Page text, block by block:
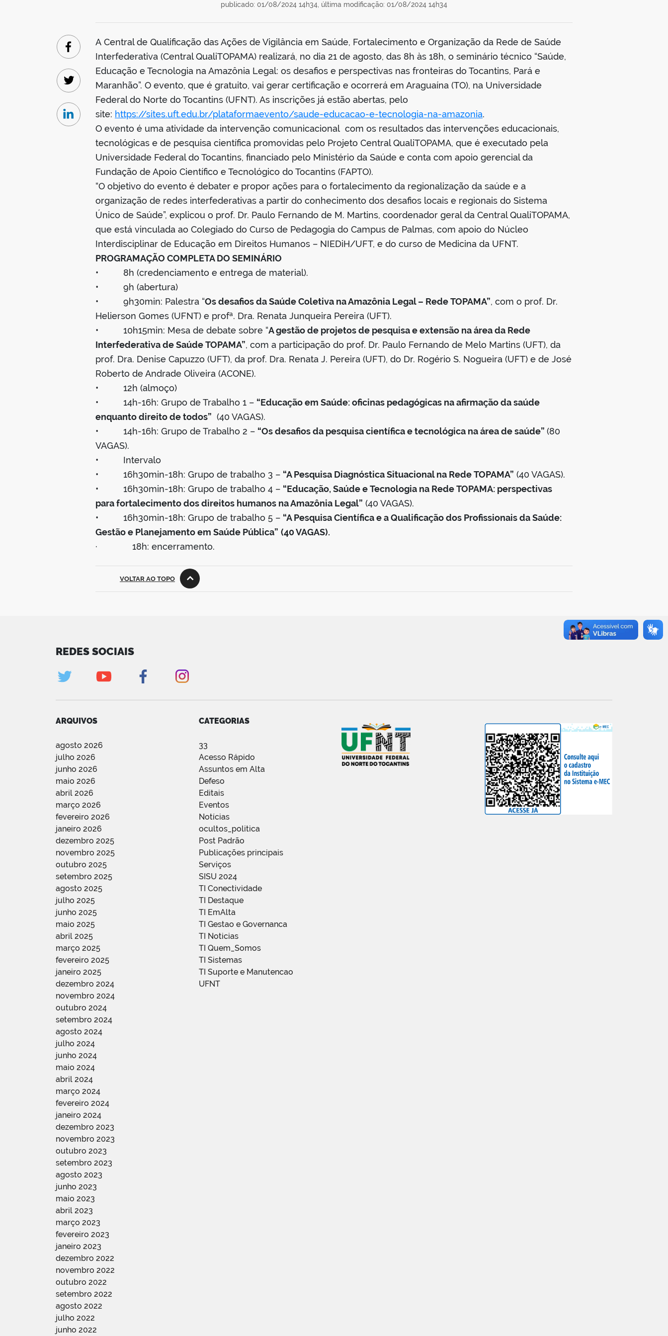
publicado: 01/08/2024 14h34, última modificação: 01/08/2024 14h34
A Central de Qualificação das Ações de Vigilância em Saúde, Fortalecimento e Organização da Rede de Saúde
Interfederativa (Central QualiTOPAMA) realizará, no dia 21 de agosto, das 8h às 18h, o seminário técnico “Saúde,
Educação e Tecnologia na Amazônia Legal: os desafios e perspectivas nas fronteiras do Tocantins, Pará e
Maranhão”. O evento, que é gratuito, vai gerar certificação e ocorrerá em Araguaína (TO), na Universidade
Federal do Norte do Tocantins (UFNT). As inscrições já estão abertas, pelo
site: https://sites.uft.edu.br/plataformaevento/saude-educacao-e-tecnologia-na-amazonia.
O evento é uma atividade da intervenção comunicacional com os resultados das intervenções educacionais,
tecnológicas e de pesquisa científica promovidas pelo Projeto Central QualiTOPAMA, que é executado pela
Universidade Federal do Tocantins, financiado pelo Ministério da Saúde e conta com apoio gerencial da
Fundação de Apoio Científico e Tecnológico do Tocantins (FAPTO).
“O objetivo do evento é debater e propor ações para o fortalecimento da regionalização da saúde e a
organização de redes interfederativas a partir do conhecimento dos desafios locais e regionais do Sistema
Único de Saúde”, explicou o prof. Dr. Paulo Fernando de M. Martins, coordenador geral da Central QualiTOPAMA,
que está vinculada ao Colegiado do Curso de Pedagogia do Campus de Palmas, com apoio do Núcleo
Interdisciplinar de Educação em Direitos Humanos – NIEDiH/UFT, e do curso de Medicina da UFNT.
PROGRAMAÇÃO COMPLETA DO SEMINÁRIO
• 8h (credenciamento e entrega de material).
• 9h (abertura)
• 9h30min: Palestra “Os desafios da Saúde Coletiva na Amazônia Legal – Rede TOPAMA”, com o prof. Dr.
Helierson Gomes (UFNT) e profª. Dra. Renata Junqueira Pereira (UFT).
• 10h15min: Mesa de debate sobre “A gestão de projetos de pesquisa e extensão na área da Rede
Interfederativa de Saúde TOPAMA”, com a participação do prof. Dr. Paulo Fernando de Melo Martins (UFT), da
prof. Dra. Denise Capuzzo (UFT), da prof. Dra. Renata J. Pereira (UFT), do Dr. Rogério S. Nogueira (UFT) e de José
Roberto de Andrade Oliveira (ACONE).
• 12h (almoço)
• 14h-16h: Grupo de Trabalho 1 – “Educação em Saúde: oficinas pedagógicas na afirmação da saúde
enquanto direito de todos” (40 VAGAS).
• 14h-16h: Grupo de Trabalho 2 – “Os desafios da pesquisa científica e tecnológica na área de saúde” (80
VAGAS).
• Intervalo
• 16h30min-18h: Grupo de trabalho 3 – “A Pesquisa Diagnóstica Situacional na Rede TOPAMA” (40 VAGAS).
• 16h30min-18h: Grupo de trabalho 4 – “Educação, Saúde e Tecnologia na Rede TOPAMA: perspectivas
para fortalecimento dos direitos humanos na Amazônia Legal” (40 VAGAS).
• 16h30min-18h: Grupo de trabalho 5 – “A Pesquisa Científica e a Qualificação dos Profissionais da Saúde:
Gestão e Planejamento em Saúde Pública” (40 VAGAS).
· 18h: encerramento.
Facebook
Twitter
Linkedin
VOLTAR AO TOPO
REDES SOCIAIS
ARQUIVOS
agosto 2026
julho 2026
junho 2026
maio 2026
abril 2026
março 2026
fevereiro 2026
janeiro 2026
dezembro 2025
novembro 2025
outubro 2025
setembro 2025
agosto 2025
julho 2025
junho 2025
maio 2025
abril 2025
março 2025
fevereiro 2025
janeiro 2025
dezembro 2024
novembro 2024
outubro 2024
setembro 2024
agosto 2024
julho 2024
junho 2024
maio 2024
abril 2024
março 2024
fevereiro 2024
janeiro 2024
dezembro 2023
novembro 2023
outubro 2023
setembro 2023
agosto 2023
junho 2023
maio 2023
abril 2023
março 2023
fevereiro 2023
janeiro 2023
dezembro 2022
novembro 2022
outubro 2022
setembro 2022
agosto 2022
julho 2022
junho 2022
CATEGORIAS
33
Acesso Rápido
Assuntos em Alta
Defeso
Editais
Eventos
Notícias
ocultos_politica
Post Padrão
Publicações principais
Serviços
SISU 2024
TI Conectividade
TI Destaque
TI EmAlta
TI Gestao e Governanca
TI Noticias
TI Quem_Somos
TI Sistemas
TI Suporte e Manutencao
UFNT